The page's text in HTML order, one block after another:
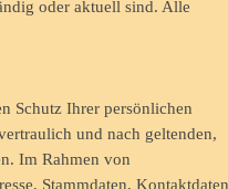
oder aktuell sind. Alle
Schutz Ihrer persönlichen
und nach geltenden,
Im Rahmen von
Stammdaten, Kontaktdaten